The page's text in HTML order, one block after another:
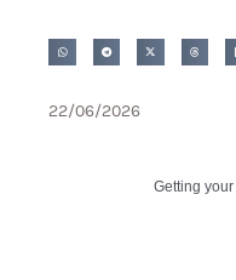
22/06/2026
Getting your